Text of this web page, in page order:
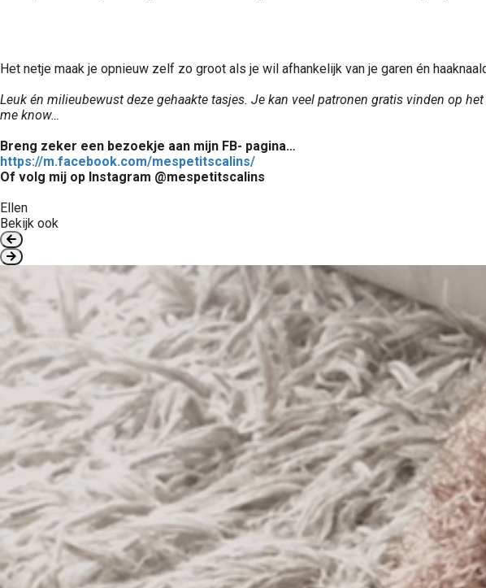
Het netje maak je opnieuw zelf zo groot als je wil afhankelijk van je garen én
Leuk én milieubewust deze gehaakte tasjes. Je kan veel patronen gratis vinden op
me know…
Breng zeker een bezoekje aan mijn FB- pagina…
https://m.facebook.com/mespetitscalins/
Of volg mij op Instagram @mespetitscalins
Ellen
Bekijk ook